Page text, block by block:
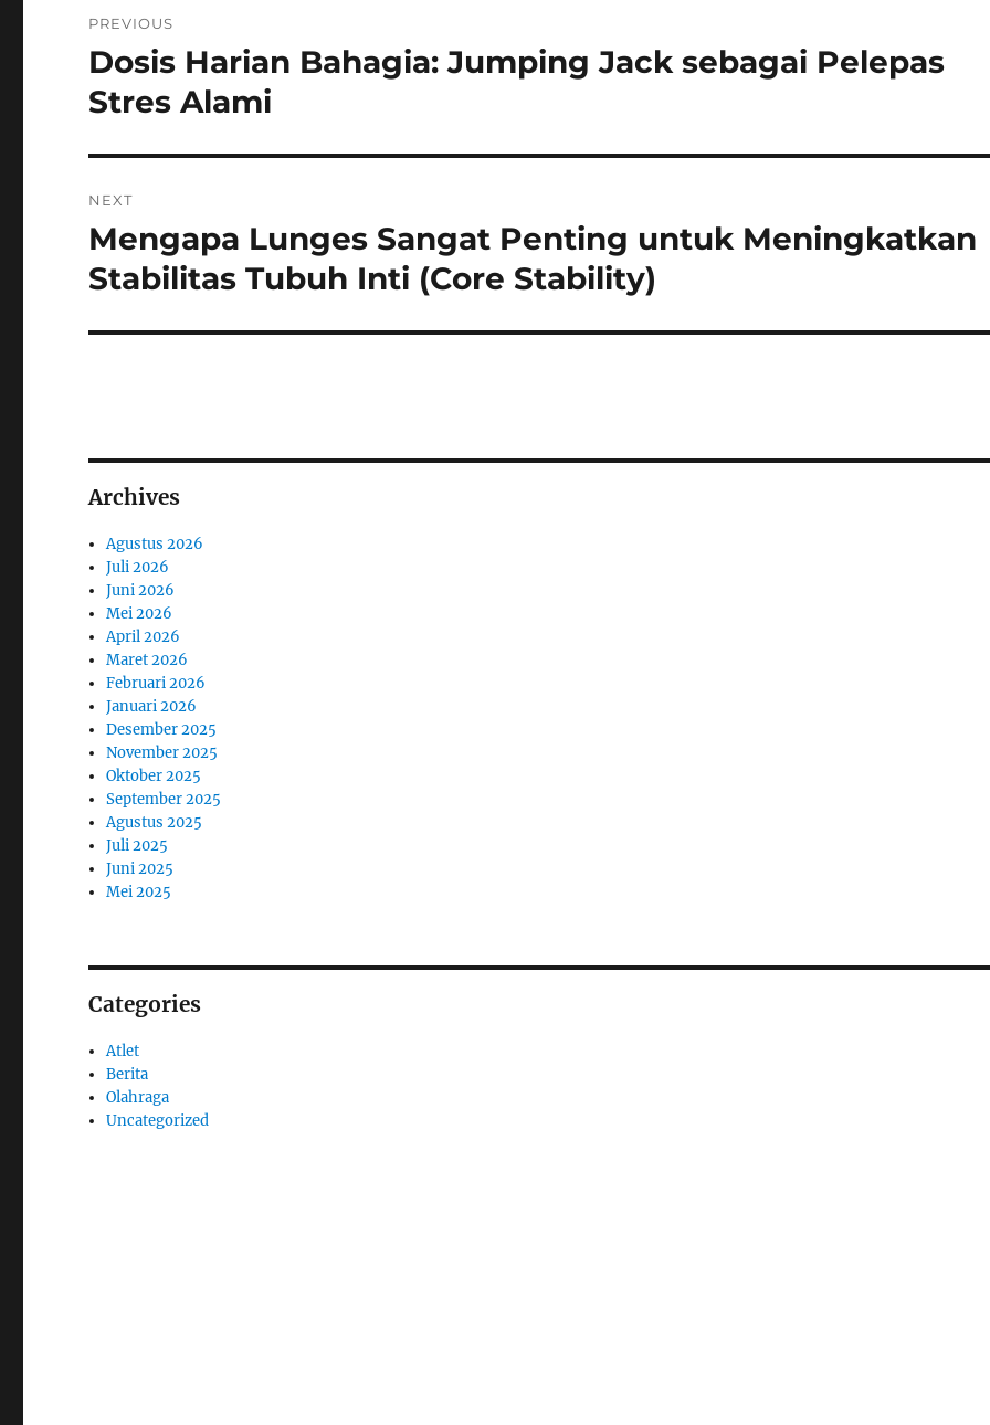
pos
PREVIOUS
Previous
post:
Dosis Harian Bahagia: Jumping Jack sebagai Pelepas
Stres Alami
NEXT
Next
post:
Mengapa Lunges Sangat Penting untuk Meningkatkan
Stabilitas Tubuh Inti (Core Stability)
Archives
Agustus 2026
Juli 2026
Juni 2026
Mei 2026
April 2026
Maret 2026
Februari 2026
Januari 2026
Desember 2025
November 2025
Oktober 2025
September 2025
Agustus 2025
Juli 2025
Juni 2025
Mei 2025
Categories
Atlet
Berita
Olahraga
Uncategorized